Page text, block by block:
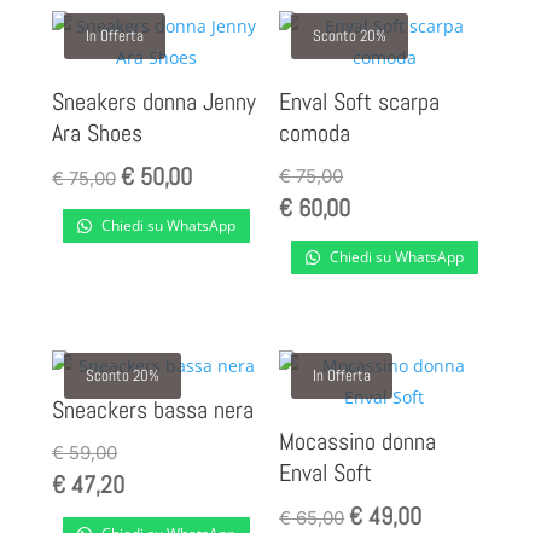
In Offerta
Sneakers donna Jenny
Ara Shoes
€75,00 Il
prezzo
originale
€50,00Il
prezzo
attuale
Chiedi su WhatsApp
Sconto 20%
Enval Soft scarpa
comoda
€75,00
€ 60,00
Chiedi su WhatsApp
Sconto 20%
Sneackers bassa nera
€59,00
€47,20
In Offerta
Mocassino donna
Enval Soft
€65,00Il
€49,00Il